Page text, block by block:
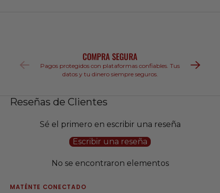
COMPRA SEGURA
Pagos protegidos con plataformas confiables. Tus
datos y tu dinero siempre seguros.
Reseñas de Clientes
Sé el primero en escribir una reseña
Escribir una reseña
No se encontraron elementos
MATÉNTE CONECTADO